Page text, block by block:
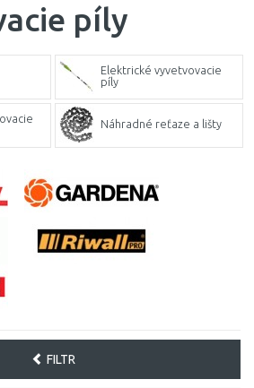
píly
Elektrické vyvetvovacie
píly
Náhradné reťaze a lišty
FILTR